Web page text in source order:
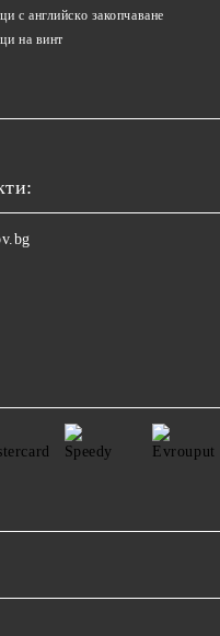
с английско закопчаване
на винт